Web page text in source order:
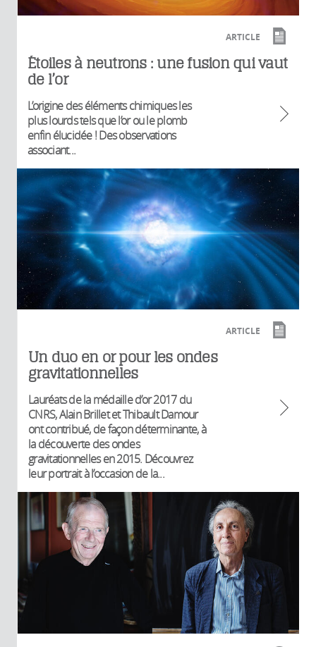
ARTICLE
Étoiles à neutrons : une fusion qui vaut
de l’or
L’origine des éléments chimiques les
plus lourds tels que l’or ou le plomb
enfin élucidée ! Des observations
associant...
ARTICLE
Un duo en or pour les ondes
gravitationnelles
Lauréats de la médaille d’or 2017 du
CNRS, Alain Brillet et Thibault Damour
ont contribué, de façon déterminante, à
la découverte des ondes
gravitationnelles en 2015. Découvrez
leur portrait à l’occasion de la...